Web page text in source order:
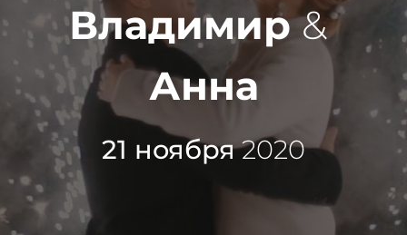
Владимир&
Анна
21 ноября2020